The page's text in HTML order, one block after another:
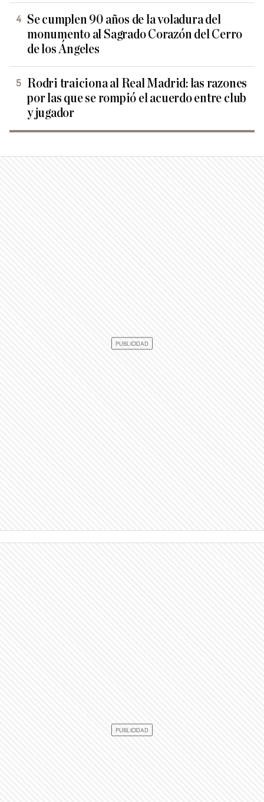
Se cumplen 90 años de la voladura del
monumento al Sagrado Corazón del Cerro
de los Ángeles
Rodri traiciona al Real Madrid: las razones
por las que se rompió el acuerdo entre club
y jugador